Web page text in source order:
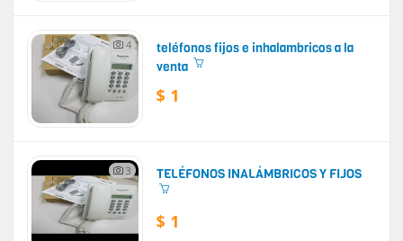
4
teléfonos fijos e inhalambricos a la
venta
$ 1
3 TELÉFONOS INALÁMBRICOS Y FIJOS
$ 1